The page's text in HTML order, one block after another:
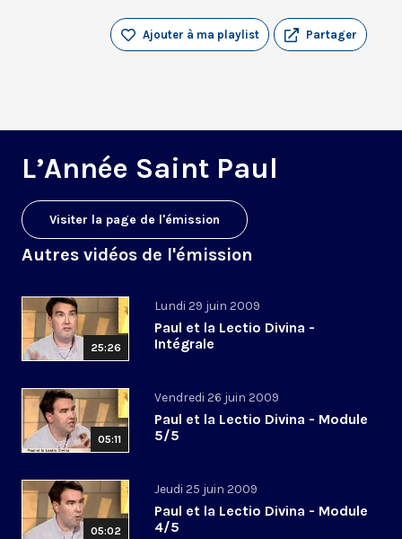
Partager
Ajouter à ma playlist
L’Année Saint Paul
Visiter la page de l'émission
Autres vidéos de l'émission
25:26
Lundi 29 juin 2009
Paul et la Lectio Divina -
Intégrale
05:11
Vendredi 26 juin 2009
Paul et la Lectio Divina - Module
5/5
05:02
Jeudi 25 juin 2009
Paul et la Lectio Divina - Module
4/5